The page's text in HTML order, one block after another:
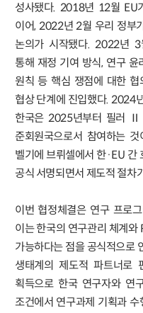
성사됐다. 2018년 12월 EU
이어, 2022년 2월 우리 정부
논의가 시작됐다. 2022년
통해 재정 기여 방식, 연구 윤
원칙 등 핵심 쟁점에 대한
협상 단계에 진입했다. 2024
한국은 2025년부터 필러
준회원국으로서 참여하는
벨기에 브뤼셀에서 한·EU 간
공식 서명되면서 제도적 절차
이번 협정체결은 연구 프로
이는 한국의 연구관리 체계
가능하다는 점을 공식적으로
생태계의 제도적 파트너로
획득으로 한국 연구자와 연
조건에서 연구과제 기획과